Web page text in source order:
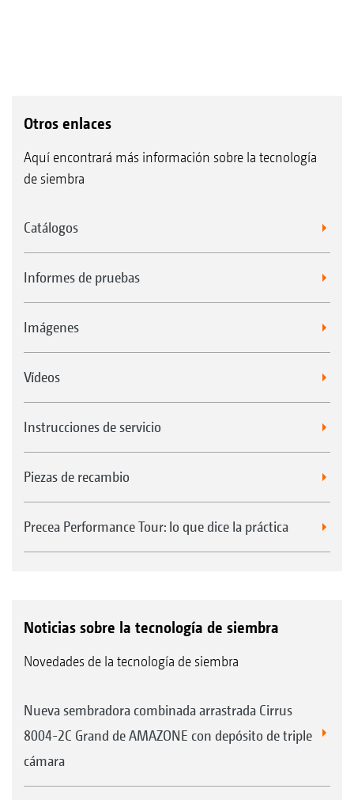
Otros enlaces
Aquí encontrará más información sobre la tecnología
de siembra
Catálogos
Informes de pruebas
Imágenes
Vídeos
Instrucciones de servicio
Piezas de recambio
Precea Performance Tour: lo que dice la práctica
Noticias sobre la tecnología de siembra
Novedades de la tecnología de siembra
Nueva sembradora combinada arrastrada Cirrus
8004-2C Grand de AMAZONE con depósito de triple
cámara